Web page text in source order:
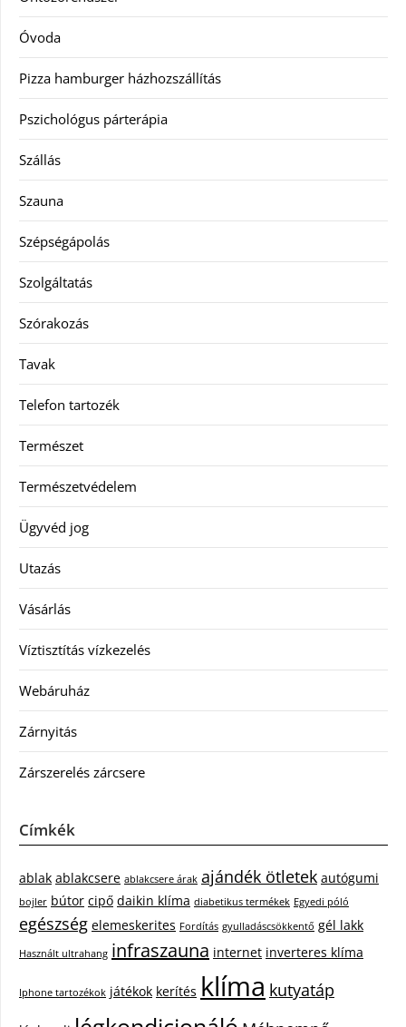
Óvoda
Pizza hamburger házhozszállítás
Pszichológus párterápia
Szállás
Szauna
Szépségápolás
Szolgáltatás
Szórakozás
Tavak
Telefon tartozék
Természet
Természetvédelem
Ügyvéd jog
Utazás
Vásárlás
Víztisztítás vízkezelés
Webáruház
Zárnyitás
Zárszerelés zárcsere
Címkék
ablak ablakcsere ablakcsere árak ajándék ötletek autógumi
bojler bútor cipő daikin klíma diabetikus termékek Egyedi póló
egészség elemeskerites Fordítás gyulladáscsökkentő gél lakk
Használt ultrahang infraszauna internet inverteres klíma
Iphone tartozékok játékok kerítés klíma kutyatáp